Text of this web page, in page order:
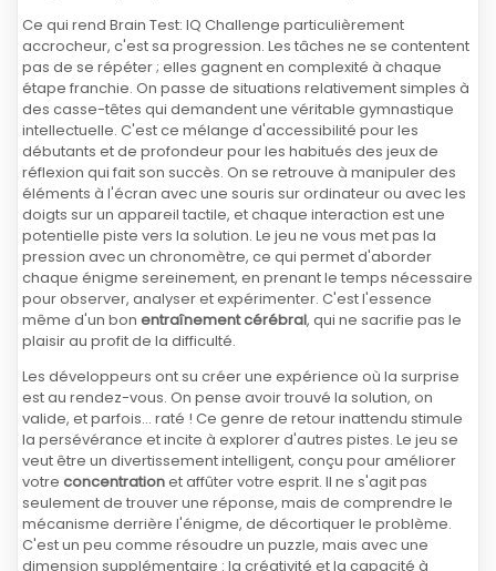
Ce qui rend Brain Test: IQ Challenge particulièrement
accrocheur, c'est sa progression. Les tâches ne se contentent
pas de se répéter ; elles gagnent en complexité à chaque
étape franchie. On passe de situations relativement simples à
des casse-têtes qui demandent une véritable gymnastique
intellectuelle. C'est ce mélange d'accessibilité pour les
débutants et de profondeur pour les habitués des jeux de
réflexion qui fait son succès. On se retrouve à manipuler des
éléments à l'écran avec une souris sur ordinateur ou avec les
doigts sur un appareil tactile, et chaque interaction est une
potentielle piste vers la solution. Le jeu ne vous met pas la
pression avec un chronomètre, ce qui permet d'aborder
chaque énigme sereinement, en prenant le temps nécessaire
pour observer, analyser et expérimenter. C'est l'essence
même d'un bon entraînement cérébral, qui ne sacrifie pas le
plaisir au profit de la difficulté.
Les développeurs ont su créer une expérience où la surprise
est au rendez-vous. On pense avoir trouvé la solution, on
valide, et parfois... raté ! Ce genre de retour inattendu stimule
la persévérance et incite à explorer d'autres pistes. Le jeu se
veut être un divertissement intelligent, conçu pour améliorer
votre concentrationet affûter votre esprit. Il ne s'agit pas
seulement de trouver une réponse, mais de comprendre le
mécanisme derrière l'énigme, de décortiquer le problème.
C'est un peu comme résoudre un puzzle, mais avec une
dimension supplémentaire : la créativité et la capacité à